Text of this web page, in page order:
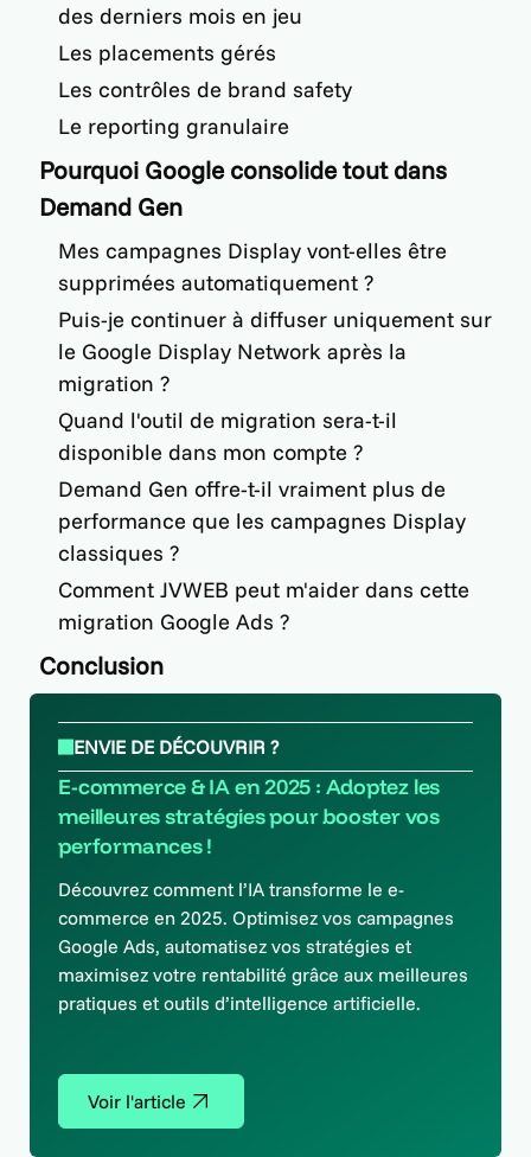
des derniers mois en jeu
Les placements gérés
Les contrôles de brand safety
Le reporting granulaire
Pourquoi Google consolide tout dans
Demand Gen
Mes campagnes Display vont-elles être
supprimées automatiquement ?
Puis-je continuer à diffuser uniquement sur
le Google Display Network après la
migration ?
Quand l'outil de migration sera-t-il
disponible dans mon compte ?
Demand Gen offre-t-il vraiment plus de
performance que les campagnes Display
classiques ?
Comment JVWEB peut m'aider dans cette
migration Google Ads ?
Conclusion
ENVIE DE DÉCOUVRIR ?
E-commerce & IA en 2025 : Adoptez les
meilleures stratégies pour booster vos
performances !
Découvrez comment l’IA transforme le e-
commerce en 2025. Optimisez vos campagnes
Google Ads, automatisez vos stratégies et
maximisez votre rentabilité grâce aux meilleures
pratiques et outils d’intelligence artificielle.
Voir l'article